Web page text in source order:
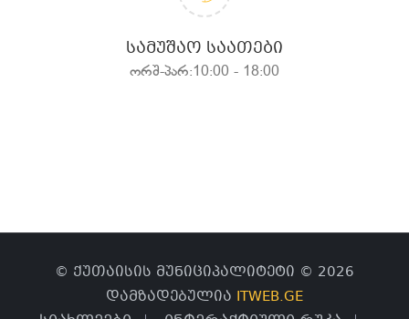
ᲡᲐᲛᲣᲨᲐᲝ ᲡᲐᲐᲗᲔᲑᲘ
ორშ-პარ:10:00 - 18:00
© ქუთაისის მუნიციპალიტეტი © 2026
დამზადებულია ITWEB.GE